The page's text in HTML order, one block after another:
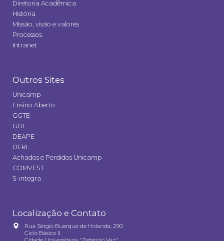
Diretoria Acadêmica
História
Missão, visão e valores
Processos
Intranet
Outros Sites
Unicamp
Ensino Aberto
GGTE
GDE
DEAPE
DERI
Achados e Perdidos Unicamp
COMVEST
S-integra
Localização e Contato
Rua Sérgio Buarque de Holanda, 290
Ciclo Básico II